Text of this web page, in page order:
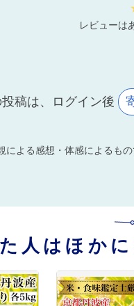
レビューは
稿は、ログイン後
よる感想・体感によるも
人はほか